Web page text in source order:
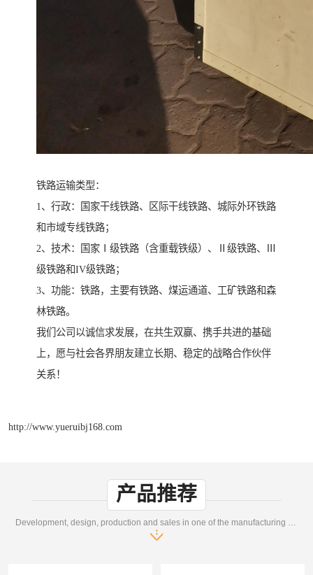
铁路运输类型：
1、行政：国家干线铁路、区际干线铁路、城际外环铁路
和市域专线铁路；
2、技术：国家Ⅰ级铁路（含重载铁级）、Ⅱ级铁路、Ⅲ
级铁路和IV级铁路；
3、功能：铁路，主要有铁路、煤运通道、工矿铁路和森
林铁路。
我们公司以诚信求发展，在共生双赢、携手共进的基础
上，愿与社会各界朋友建立长期、稳定的战略合作伙伴
关系！
http://www.yueruibj168.com
产品推荐